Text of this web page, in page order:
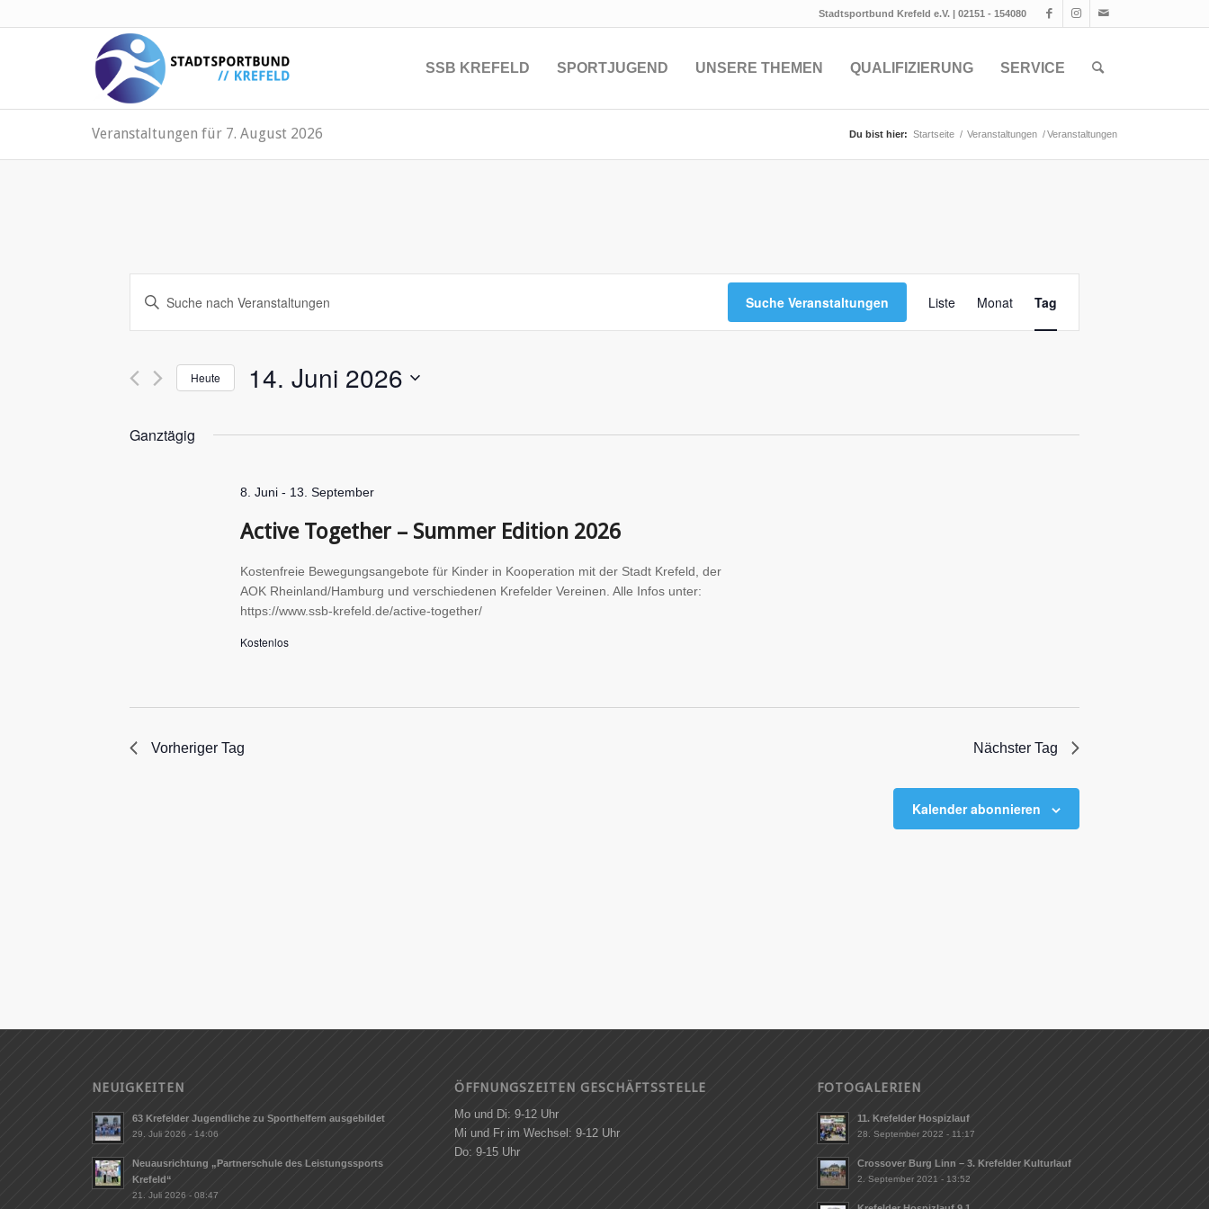
Stadtsportbund Krefeld e.V. | 02151 - 154080
SSB KREFELD SPORTJUGEND UNSERE THEMEN QUALIFIZIERUNG SERVICE
Veranstaltungen für 7. August 2026 Du bist hier: Startseite / Veranstaltungen /Veranstaltungen
Suche
und
Ansichten,
Navigation
Bitte
Schlüsselwort
eingeben.
nach
Veranstaltungen
Suche Veranstaltungen
Ansichten-
Liste Monat Tag
Heute 14. Juni 2026
Ganztägig
8. Juni- 13. September
Active Together – Summer Edition 2026
Kostenfreie Bewegungsangebote für Kinder in Kooperation mit der Stadt Krefeld, der
AOK Rheinland/Hamburg und verschiedenen Krefelder Vereinen. Alle Infos unter:
https://www.ssb-krefeld.de/active-together/
Kostenlos
Vorheriger Tag Nächster Tag
Kalender abonnieren
NEUIGKEITEN
63 Krefelder Jugendliche zu Sporthelfern ausgebildet
29. Juli 2026 - 14:06
Neuausrichtung „Partnerschule des Leistungssports
Krefeld“
21. Juli 2026 - 08:47
ÖFFNUNGSZEITEN GESCHÄFTSSTELLE
Mo und Di: 9-12 Uhr
Mi und Fr im Wechsel: 9-12 Uhr
Do: 9-15 Uhr
FOTOGALERIEN
11. Krefelder Hospizlauf
28. September 2022 - 11:17
Crossover Burg Linn – 3. Krefelder Kulturlauf
2. September 2021 - 13:52